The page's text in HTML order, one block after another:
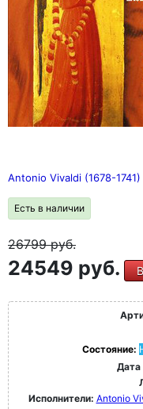
Antonio Vivaldi (1678-
Есть в наличии
26799руб.
24549 руб.
Состояние:
Дата
Исполнители: Antonio